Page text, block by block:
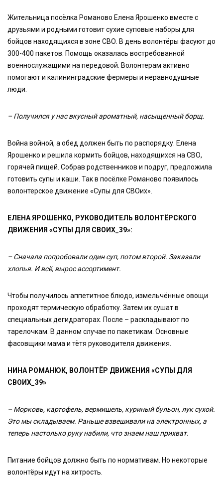
Жительница посёлка Романово Елена Ярошенко вместе с
друзьями и родными готовит сухие суповые наборы для
бойцов находящихся в зоне СВО. В день волонтёры фасуют до
300-400 пакетов. Помощь оказалась востребованной
военнослужащими на передовой. Волонтерам активно
помогают и калининградские фермеры и неравнодушные
люди.
– Получился у нас вкусный ароматный, насыщенный борщ.
Война войной, а обед должен быть по распорядку. Елена
Ярошенко и решила кормить бойцов, находящихся на СВО,
горячей пищей. Собрав родственников и подруг, предложила
готовить супы и каши. Так в посёлке Романово появилось
волонтерское движение «Супы для СВОих».
ЕЛЕНА ЯРОШЕНКО, РУКОВОДИТЕЛЬ ВОЛОНТЁРСКОГО
ДВИЖЕНИЯ «СУПЫ ДЛЯ СВОИХ_39»:
– Сначала попробовали один суп, потом второй. Заказали
хлопья. И всё, вырос ассортимент.
Чтобы получилось аппетитное блюдо, измельчённые овощи
проходят термическую обработку. Затем их сушат в
специальных дегидраторах. После – раскладывают по
тарелочкам. В данном случае по пакетикам. Основные
фасовщики мама и тётя руководителя движения.
НИНА РОМАНЮК, ВОЛОНТЁР ДВИЖЕНИЯ «СУПЫ ДЛЯ
СВОИХ_39»
– Морковь, картофель, вермишель, куриный бульон, лук сухой.
Это мы складываем. Раньше взвешивали на электронных, а
теперь настолько руку набили, что знаем наш прихват.
Питание бойцов должно быть по нормативам. Но некоторые
волонтёры идут на хитрость.